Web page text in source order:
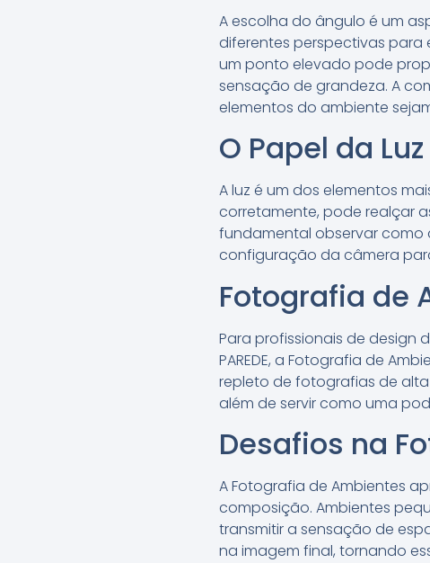
A escolha do ângulo é um
diferentes perspectivas
um ponto elevado pode
sensação de grandeza. A
elementos do ambiente
O Papel da
A luz é um dos elementos
corretamente, pode realçar
fundamental observar como
configuração da câmera
Fotografia de
Para profissionais de design
PAREDE, a Fotografia de
repleto de fotografias de
além de servir como uma
Desafios na
A Fotografia de Ambientes
composição. Ambientes
transmitir a sensação de
na imagem final, tornando